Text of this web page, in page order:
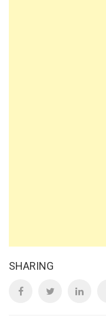
SHARING